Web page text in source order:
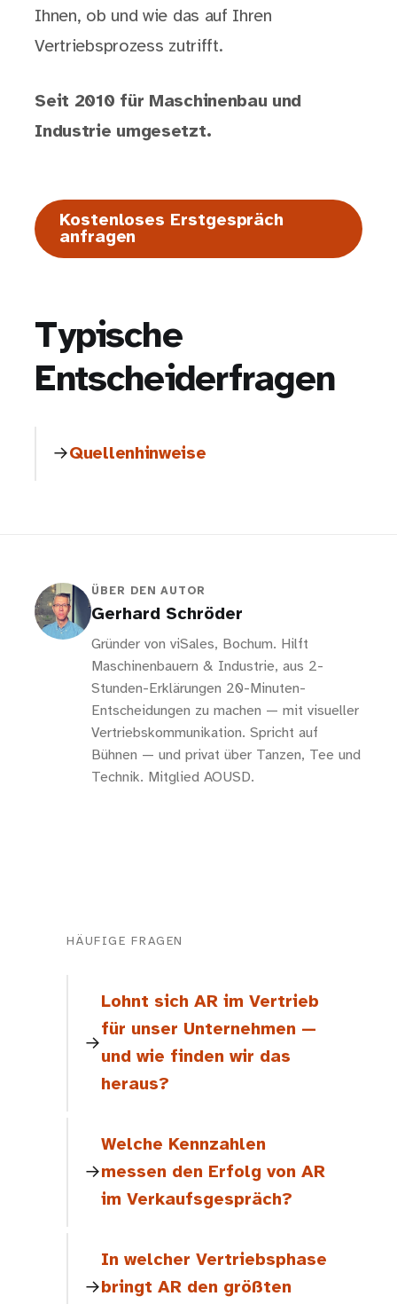
Ihnen, ob und wie das auf Ihren
Vertriebsprozess zutrifft.
Seit 2010 für Maschinenbau und
Industrie umgesetzt.
Kostenloses Erstgespräch
anfragen
Typische
Entscheiderfragen
Quellenhinweise
ÜBER DEN AUTOR
Gerhard Schröder
Gründer von viSales, Bochum. Hilft
Maschinenbauern & Industrie, aus 2-
Stunden-Erklärungen 20-Minuten-
Entscheidungen zu machen — mit visueller
Vertriebskommunikation. Spricht auf
Bühnen — und privat über Tanzen, Tee und
Technik. Mitglied AOUSD.
HÄUFIGE FRAGEN
Lohnt sich AR im Vertrieb
für unser Unternehmen —
und wie finden wir das
heraus?
Welche Kennzahlen
messen den Erfolg von AR
im Verkaufsgespräch?
In welcher Vertriebsphase
bringt AR den größten